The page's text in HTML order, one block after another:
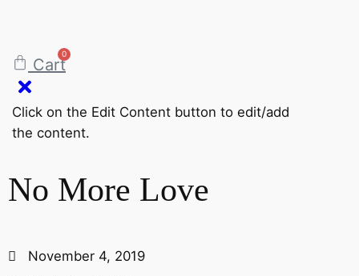
0
Cart
Click on the Edit Content button to edit/add
the content.
No More Love
November 4, 2019